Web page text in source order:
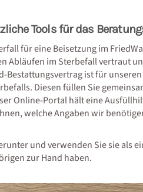
Tools für das
für eine Beisetzung im
Abläufen im Sterbefall vertraut
Bestattungsvertrag ist für
Diesen füllen Sie
Online-Portal hält eine
welche Angaben wir
und verwenden Sie sie als
zur Hand haben.